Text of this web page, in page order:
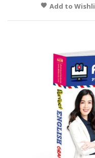
Add to